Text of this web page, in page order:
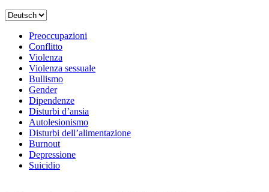
Scegli
lingua
Preoccupazioni
Conflitto
Violenza
Violenza sessuale
Bullismo
Gender
Dipendenze
Disturbi d’ansia
Autolesionismo
Disturbi dell’alimentazione
Burnout
Depressione
Suicidio